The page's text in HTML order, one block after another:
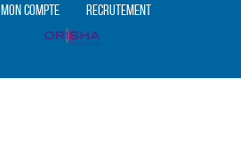
Mon compte Recrutement